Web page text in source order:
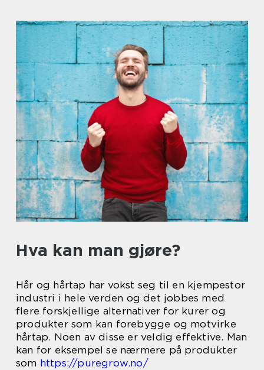
Hva kan man gjøre?
Hår og hårtap har vokst seg til en kjempestor
industri i hele verden og det jobbes med
flere forskjellige alternativer for kurer og
produkter som kan forebygge og motvirke
hårtap. Noen av disse er veldig effektive. Man
kan for eksempel se nærmere på produkter
som https://puregrow.no/